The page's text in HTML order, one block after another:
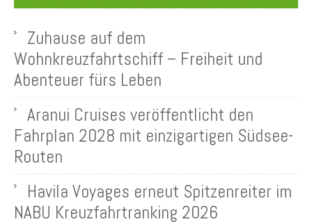
Zuhause auf dem
Wohnkreuzfahrtschiff – Freiheit und
Abenteuer fürs Leben
Aranui Cruises veröffentlicht den
Fahrplan 2028 mit einzigartigen Südsee-
Routen
Havila Voyages erneut Spitzenreiter im
NABU Kreuzfahrtranking 2026